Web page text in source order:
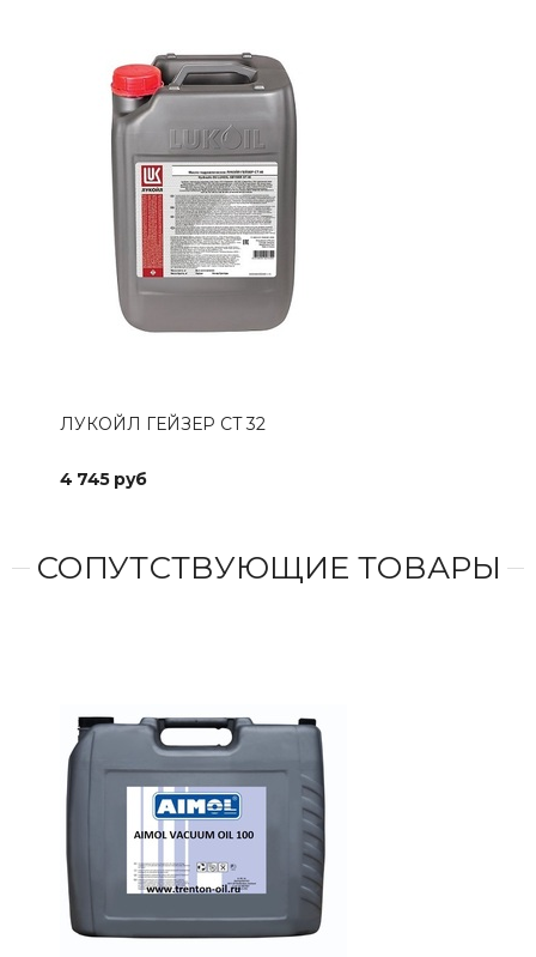
ЛУКОЙЛ ГЕЙЗЕР CT 32
4 745 руб
СОПУТСТВУЮЩИЕ ТОВАРЫ